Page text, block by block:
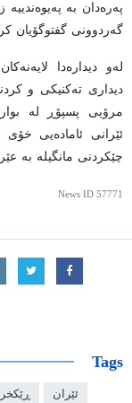
پەرەدان بە پەیوەندییە
گەردوونی گفتوگۆیان
لەو دیدارەدا
دیداری تەکنیکی و
مرۆیی پسپۆڕ لە
ئێرانی ئامادەیی
چێکردنی مانگیلە بە
News ID 57771
Tags
ئێران